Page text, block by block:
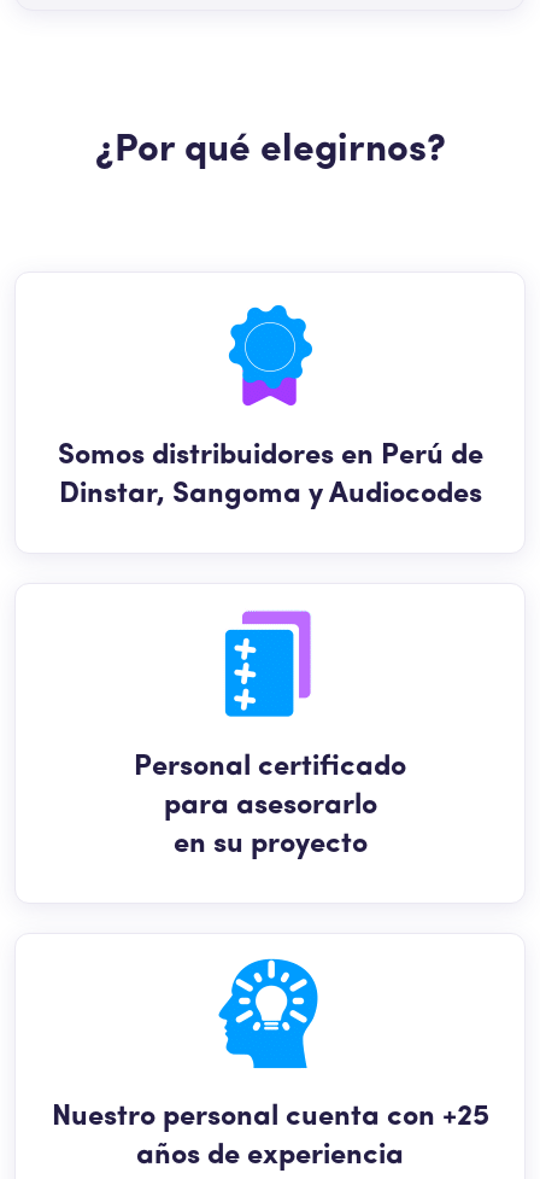
¿Por qué elegirnos?
Somos distribuidores en Perú de
Dinstar, Sangoma y Audiocodes
Personal certificado
para asesorarlo
en su proyecto
Nuestro personal cuenta con +25
años de experiencia